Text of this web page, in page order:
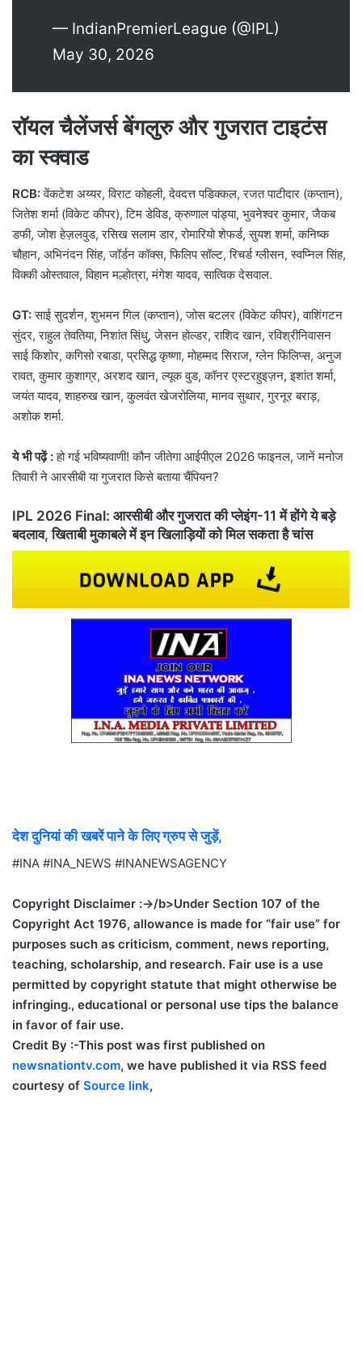
— IndianPremierLeague (@IPL)
May 30, 2026
रॉयल चैलेंजर्स बेंगलुरु और गुजरात टाइटंस
का स्क्वाड
RCB:वेंकटेश अय्यर, विराट कोहली, देवदत्त पडिक्कल, रजत पाटीदार (कप्तान),
जितेश शर्मा (विकेट कीपर), टिम डेविड, क्रुणाल पांड्या, भुवनेश्वर कुमार, जैकब
डफी, जोश हेज़लवुड, रसिख सलाम डार, रोमारियो शेफर्ड, सुयश शर्मा, कनिष्क
चौहान, अभिनंदन सिंह, जॉर्डन कॉक्स, फिलिप सॉल्ट, रिचर्ड ग्लीसन, स्वप्निल सिंह,
विक्की ओस्तवाल, विहान मल्होत्रा, मंगेश यादव, सात्विक देसवाल.
GT:साई सुदर्शन, शुभमन गिल (कप्तान), जोस बटलर (विकेट कीपर), वाशिंगटन
सुंदर, राहुल तेवतिया, निशांत सिंधु, जेसन होल्डर, राशिद खान, रविश्रीनिवासन
साई किशोर, कगिसो रबाडा, प्रसिद्ध कृष्णा, मोहम्मद सिराज, ग्लेन फिलिप्स, अनुज
रावत, कुमार कुशाग्र, अरशद खान, ल्यूक वुड, कॉनर एस्टरहुइज़न, इशांत शर्मा,
जयंत यादव, शाहरुख खान, कुलवंत खेजरोलिया, मानव सुथार, गुरनूर बराड़,
अशोक शर्मा.
ये भी पढ़ें :हो गई भविष्यवाणी! कौन जीतेगा आईपीएल 2026 फाइनल, जानें मनोज
तिवारी ने आरसीबी या गुजरात किसे बताया चैंपियन?
IPL 2026 Final: आरसीबी और गुजरात की प्लेइंग-11 में होंगे ये बड़े
बदलाव, खिताबी मुकाबले में इन खिलाड़ियों को मिल सकता है चांस
देश दुनियां की खबरें पाने के लिए ग्रुप से जुड़ें,
#INA #INA_NEWS #INANEWSAGENCY
Copyright Disclaimer :->/b>Under Section 107 of the
Copyright Act 1976, allowance is made for “fair use” for
purposes such as criticism, comment, news reporting,
teaching, scholarship, and research. Fair use is a use
permitted by copyright statute that might otherwise be
infringing., educational or personal use tips the balance
in favor of fair use.
Credit By :-This post was first published on
newsnationtv.com, we have published it via RSS feed
courtesy of Source link,